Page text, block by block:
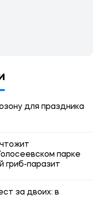
для праздника
парке
гриб-паразит
за двоих: в